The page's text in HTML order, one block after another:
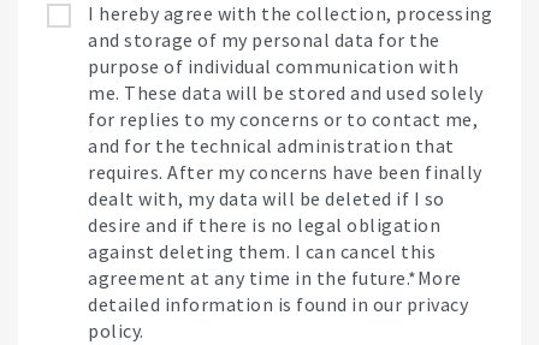
I hereby agree with the collection, processing
and storage of my personal data for the
purpose of individual communication with
me. These data will be stored and used solely
for replies to my concerns or to contact me,
and for the technical administration that
requires. After my concerns have been finally
dealt with, my data will be deleted if I so
desire and if there is no legal obligation
against deleting them. I can cancel this
agreement at any time in the future.*More
detailed information is found in our privacy
policy.